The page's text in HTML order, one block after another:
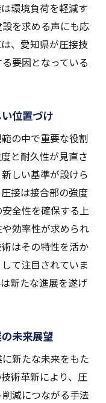
環境負荷を軽減す
を求める声にも応
、愛知県が圧接技
要因となっている
位置づけ
の中で重要な役割
と耐久性が見直さ
しい基準が設けら
接は接合部の強度
全性を確保する上
効率性が求められ
はその特性を活か
て注目されていま
新たな進展を遂げ
未来展望
新たな未来をもた
術革新により、圧
減につながる手法